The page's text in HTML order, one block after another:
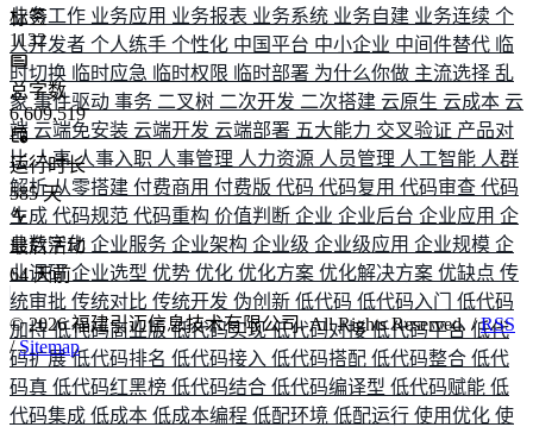
业务工作 业务应用 业务报表 业务系统 业务自建 业务连续 个
人开发者 个人练手 个性化 中国平台 中小企业 中间件替代 临
时切换 临时应急 临时权限 临时部署 为什么你做 主流选择 乱
象 事件驱动 事务 二叉树 二次开发 二次搭建 云原生 云成本 云
端 云端免安装 云端开发 云端部署 五大能力 交叉验证 产品对
比人事人事入职 人事管理 人力资源 人员管理 人工智能 人群
解析从零搭建 付费商用 付费版 代码 代码复用 代码审查 代码
生成 代码规范 代码重构 价值判断 企业 企业后台 企业应用 企
业数字化 企业服务 企业架构 企业级 企业级应用 企业规模 企
业调研企业选型 优势 优化 优化方案 优化解决方案 优缺点 传
统审批 传统对比 传统开发 伪创新 低代码 低代码入门 低代码
加持低代码商业版低代码实现低代码对接低代码平台 低代
码扩展低代码排名 低代码接入 低代码搭配 低代码整合 低代
码真 低代码红黑榜 低代码结合 低代码编译型 低代码赋能 低
代码集成 低成本 低成本编程 低配环境 低配运行 使用优化 使
标签
1132
总字数
6,609,519
运行时长
585 天
最后活动
64 天前
©2026福建引迈信息技术有限公司. All Rights Reserved. /RSS
/Sitemap